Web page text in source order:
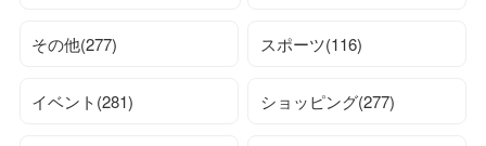
その他(277) スポーツ(116)
イベント(281) ショッピング(277)